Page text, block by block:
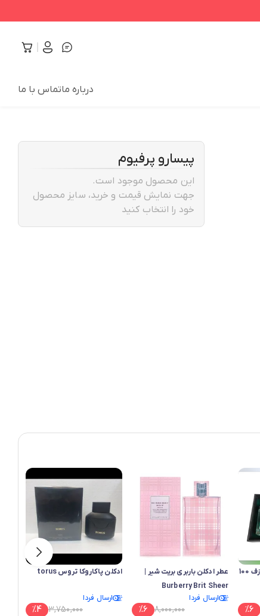
درباره ماتماس با ما
پیسارو پرفیوم
این محصول موجود است.
جهت نمایش قیمت و خرید، سایز محصول
خود را انتخاب کنید
ادکلن ماین 1940مارک ژوزف 100
%6
عطر ادکلن باربری بریت شیر |
Burberry Brit Sheer
ارسال فردا
8,000,000
%6
ادکلن پاکاروکا تروس torus
ارسال فردا
3,750,000
%4